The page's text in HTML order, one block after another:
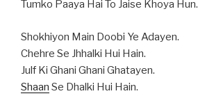
Tumko Paaya Hai To Jaise Khoya Hun.
Shokhiyon Main Doobi Ye Adayen.
Chehre Se Jhhalki Hui Hain.
Julf Ki Ghani Ghani Ghatayen.
Shaan Se Dhalki Hui Hain.